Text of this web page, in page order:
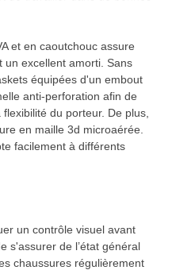
et en caoutchouc assure
un excellent amorti. Sans
équipées d'un embout
anti-perforation afin de
du porteur. De plus,
en maille 3d microaérée.
facilement à différents
un contrôle visuel avant
s'assurer de l’état général
chaussures régulièrement